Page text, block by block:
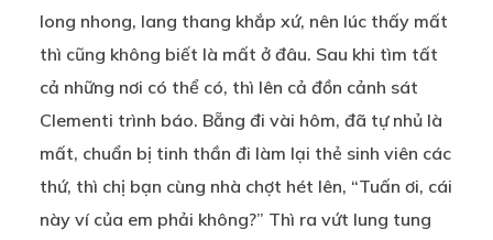
long nhong, lang thang khắp xứ, nên lúc thấy mất
thì cũng không biết là mất ở đâu. Sau khi tìm tất
cả những nơi có thể có, thì lên cả đồn cảnh sát
Clementi trình báo. Bẵng đi vài hôm, đã tự nhủ là
mất, chuẩn bị tinh thần đi làm lại thẻ sinh viên các
thứ, thì chị bạn cùng nhà chợt hét lên, “Tuấn ơi, cái
này ví của em phải không?” Thì ra vứt lung tung